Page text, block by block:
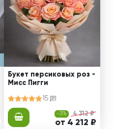
Букет персиковых роз -
Мисс Пигги
15
-3% 4 312 ₽
от 4 212 ₽